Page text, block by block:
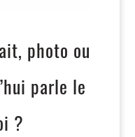
photo ou
parle le
?